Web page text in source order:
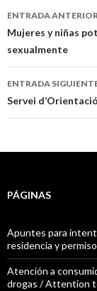
de
entradas
ENTRADA
Mujeres y niñas
sexualmente
ENTRADA
Servei
PÁGINAS
Apuntes para
residencia y
Atención a
drogas / Attention